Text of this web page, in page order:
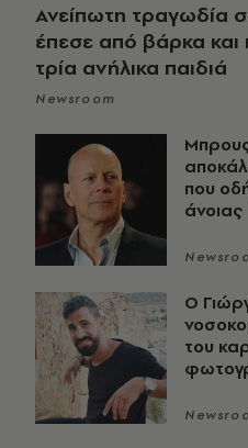
Ανείπωτη τραγωδία
έπεσε από βάρκα
τρία ανήλικα παιδιά
Newsroom
που
άνοιας
O
του